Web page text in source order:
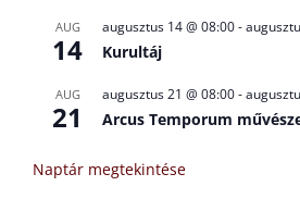
AUG
14
augusztus 14 @ 08:00-
Kurultáj
AUG
21
augusztus 21 @ 08:00-
Arcus Temporum
Naptár megtekintése